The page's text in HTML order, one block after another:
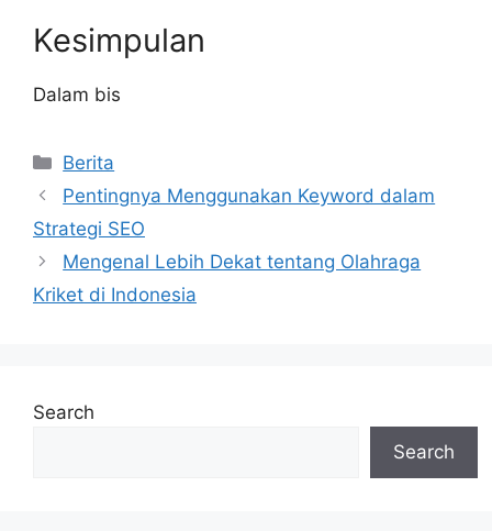
Kesimpulan
Dalam bis
Categories
Berita
Pentingnya Menggunakan Keyword dalam
Strategi SEO
Mengenal Lebih Dekat tentang Olahraga
Kriket di Indonesia
Search
Search